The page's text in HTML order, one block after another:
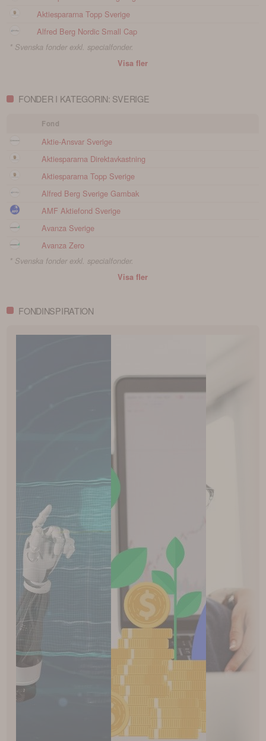
Aktiespararna Topp Sverige
Alfred Berg Nordic Small Cap
* Svenska fonder exkl. specialfonder.
Visa fler
FONDER I KATEGORIN: SVERIGE
Fond
Aktie-Ansvar Sverige
Aktiespararna Direktavkastning
Aktiespararna Topp Sverige
Alfred Berg Sverige Gambak
AMF Aktiefond Sverige
Avanza Sverige
Avanza Zero
* Svenska fonder exkl. specialfonder.
Visa fler
FONDINSPIRATION